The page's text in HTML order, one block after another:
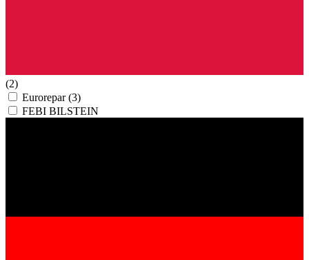
(2)
Eurorepar(3)
FEBI BILSTEIN